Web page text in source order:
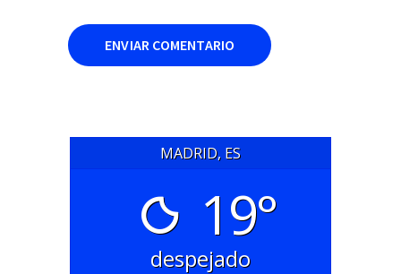
MADRID, ES
19°
despejado